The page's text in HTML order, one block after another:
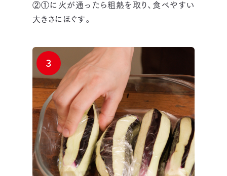
②①に火が通ったら粗熱を取り、食べやすい
大きさにほぐす。
3